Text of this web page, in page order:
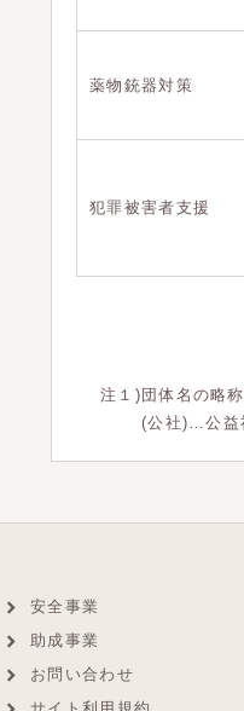
薬物銃器対策
犯罪被害者支援
注１)団体名の略
(公社)…公益社
安全事業
助成事業
お問い合わせ